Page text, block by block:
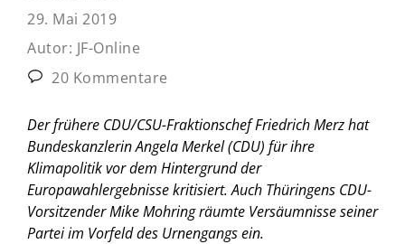
29. Mai 2019
Autor: JF-Online
20 Kommentare
Der frühere CDU/CSU-Fraktionschef Friedrich Merz hat
Bundeskanzlerin Angela Merkel (CDU) für ihre
Klimapolitik vor dem Hintergrund der
Europawahlergebnisse kritisiert. Auch Thüringens CDU-
Vorsitzender Mike Mohring räumte Versäumnisse seiner
Partei im Vorfeld des Urnengangs ein.